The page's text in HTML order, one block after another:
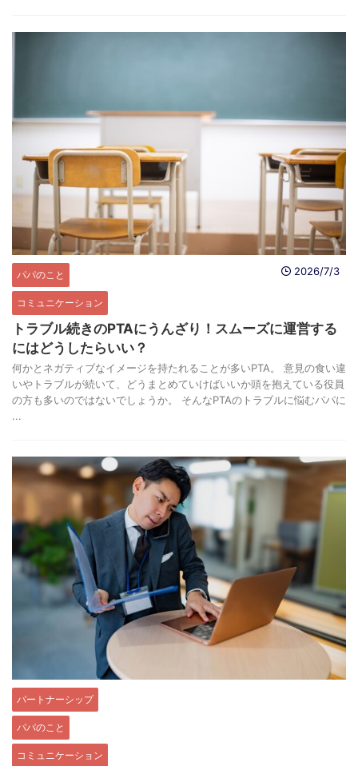
パパのこと
コミュニケーション
2026/7/3
トラブル続きのPTAにうんざり！スムーズに運営する
にはどうしたらいい？
何かとネガティブなイメージを持たれることが多いPTA。 意見の食い違
いやトラブルが続いて、どうまとめていけばいいか頭を抱えている役員
の方も多いのではないでしょうか。 そんなPTAのトラブルに悩むパパに
...
パートナーシップ
パパのこと
コミュニケーション